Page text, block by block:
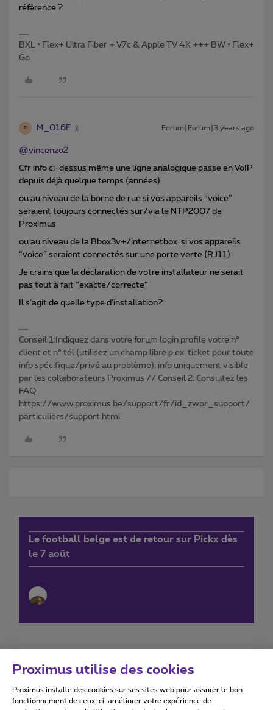
référence ?
BXL • Flex+ Ultra Fiber + V7c & Apple TV 4K +++ BW • Flex+
Go
M M_016F Forum|Forum|3 years ago
@vincenzo2
Cfr info ci-dessus même une ligne analogique passe en VoIP
depuis déjà quelque temps (années)
ou au niveau de la borne de rue si vos appareils “voice”
seraient toujours connectés sur/via le NTP2007 de
Proximus
ou au niveau de la Bbox3v+/internetbox si vos appareils
“voice” seraient connectés sur une porte verte (RJ11)
Je crains que la déclaration de votre installateur ne serait
pas tout à fait “exacte/correcte”
Il s’agit de quelle type d’installation?
Conseil 1:Indiquez dans votre forum login profile votre n°
client et n° tél (utilisez un champ libre p.ex. ticket pour toute
info spécifique/privé au problème), info uniquement visible
par les collaborateurs Proximus // Conseil 2: Consultez les
FAQ
https://www.proximus.be/support/fr/id_zwpr_support/
particuliers/support.html
Le football belge est de retour sur Pickx dès
le 7 août
Conditions d'utilisation Accessibility statement
Proximus utilise des cookies
Proximus installe des cookies sur ses sites web pour assurer le bon
fonctionnement de ceux-ci, améliorer votre expérience de